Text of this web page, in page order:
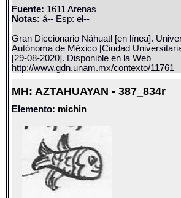
Fuente: 1611 Arenas
Notas: á-- Esp: el--
Gran Diccionario Náhuatl [en línea].
Autónoma de México [Ciudad
[29-08-2020]. Disponible en la Web
http://www.gdn.unam.mx/contexto/11761
MH: AZTAHUAYAN - 387_834r
Elemento: michin